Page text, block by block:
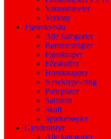
Vakuummeter
Verktøy
Fjøsrekvisita
Alle kategorier
Børster/strigler
Fjøsskraper
Fôrskuffer
Hornknapper
Neseklype-/ring
Patteplater
Saltstein
Skaft
Sparkebøyler
Gjerdeutstyr
Alle kategorier